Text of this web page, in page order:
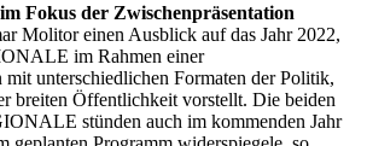
Fokus der Zwischenpräsentation
Molitor einen Ausblick auf das Jahr 2022,
im Rahmen einer
mit unterschiedlichen Formaten der Politik,
breiten Öffentlichkeit vorstellt. Die beiden
stünden auch im kommenden Jahr